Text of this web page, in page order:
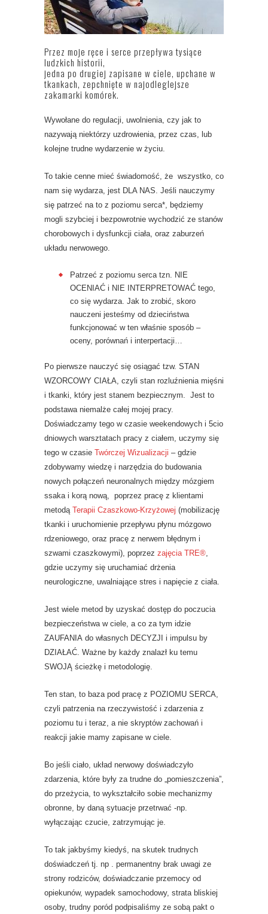
Przez moje ręce i serce przepływa tysiące
ludzkich historii,
jedna po drugiej zapisane w ciele, upchane w
tkankach, zepchnięte w najodleglejsze
zakamarki komórek.
Wywołane do regulacji, uwolnienia, czy jak to
nazywają niektórzy uzdrowienia, przez czas, lub
kolejne trudne wydarzenie w życiu.
To takie cenne mieć świadomość, że wszystko, co
nam się wydarza, jest DLA NAS. Jeśli nauczymy
się patrzeć na to z poziomu serca*, będziemy
mogli szybciej i bezpowrotnie wychodzić ze stanów
chorobowych i dysfunkcji ciała, oraz zaburzeń
układu nerwowego.
Patrzeć z poziomu serca tzn. NIE
OCENIAĆ i NIE INTERPRETOWAĆ tego,
co się wydarza. Jak to zrobić, skoro
nauczeni jesteśmy od dzieciństwa
funkcjonować w ten właśnie sposób –
oceny, porównań i interpertacji…
Po pierwsze nauczyć się osiągać tzw. STAN
WZORCOWY CIAŁA, czyli stan rozluźnienia mięśni
i tkanki, który jest stanem bezpiecznym. Jest to
podstawa niemalże całej mojej pracy.
Doświadczamy tego w czasie weekendowych i 5cio
dniowych warsztatach pracy z ciałem, uczymy się
tego w czasie Twórczej Wizualizacji – gdzie
zdobywamy wiedzę i narzędzia do budowania
nowych połączeń neuronalnych między mózgiem
ssaka i korą nową, poprzez pracę z klientami
metodą Terapii Czaszkowo-Krzyżowej (mobilizację
tkanki i uruchomienie przepływu płynu mózgowo
rdzeniowego, oraz pracę z nerwem błędnym i
szwami czaszkowymi), poprzez zajęcia TRE®,
gdzie uczymy się uruchamiać drżenia
neurologiczne, uwalniające stres i napięcie z ciała.
Jest wiele metod by uzyskać dostęp do poczucia
bezpieczeństwa w ciele, a co za tym idzie
ZAUFANIA do własnych DECYZJI i impulsu by
DZIAŁAĆ. Ważne by każdy znalazł ku temu
SWOJĄ ścieżkę i metodologię.
Ten stan, to baza pod pracę z POZIOMU SERCA,
czyli patrzenia na rzeczywistość i zdarzenia z
poziomu tu i teraz, a nie skryptów zachowań i
reakcji jakie mamy zapisane w ciele.
Bo jeśli ciało, układ nerwowy doświadczyło
zdarzenia, które były za trudne do „pomieszczenia”,
do przeżycia, to wykształciło sobie mechanizmy
obronne, by daną sytuacje przetrwać -np.
wyłączając czucie, zatrzymując je.
To tak jakbyśmy kiedyś, na skutek trudnych
doświadczeń tj. np . permanentny brak uwagi ze
strony rodziców, doświadczanie przemocy od
opiekunów, wypadek samochodowy, strata bliskiej
osoby, trudny poród podpisaliśmy ze sobą pakt o